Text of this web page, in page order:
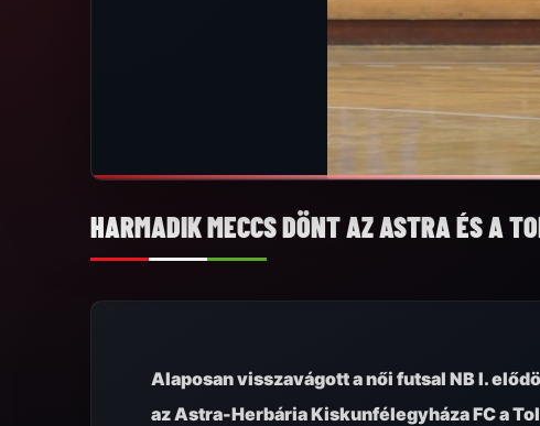
HARMADIK MECCS DÖNT AZ ASTRA ÉS A
Alaposan visszavágott a női futsal NB I.
az Astra-Herbária Kiskunfélegyháza FC a